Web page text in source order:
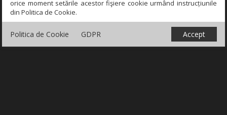
orice moment setările acestor fişiere cookie urmând instrucțiunile
din Politica de Cookie.
Politica de Cookie GDPR Accept